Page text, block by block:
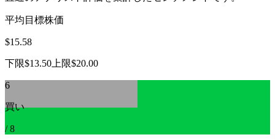
平均目標株価
$15.58
下限$13.50 上限$20.00
6
買い
/8